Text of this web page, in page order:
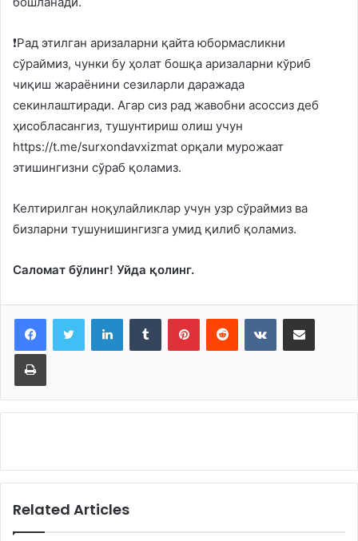
❗️Рад этилган аризаларни қайта юбормасликни
сўраймиз, чунки бу ҳолат бошқа аризаларни кўриб
чиқиш жараёнини сезиларли даражада
секинлаштиради. Агар сиз рад жавобни асоссиз деб
ҳисобласангиз, тушунтириш олиш учун
https://t.me/surxondavxizmat орқали мурожаат
этишингизни сўраб қоламиз.
Келтирилган ноқулайликлар учун узр сўраймиз ва
бизларни тушунишингизга умид қилиб қоламиз.
Саломат бўлинг! Уйда қолинг.
LinkedInTumblr PinterestReddit VKontakteShare via Email
Print
Related Articles